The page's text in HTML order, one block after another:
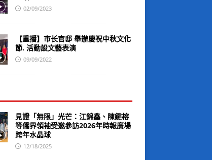
02/09/2023
【重播】市长官邸 舉辦慶祝中秋文化
節. 活動設文藝表演
09/09/2022
見證「無限」光芒：江錦鑫、陳鍵榕
等僑界領袖受邀參訪2026年時報廣場
跨年水晶球
12/18/2025